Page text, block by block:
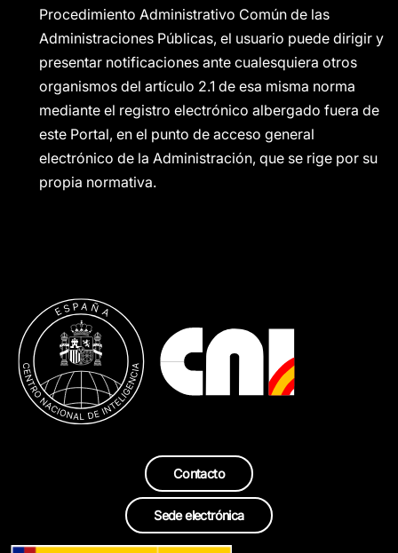
Procedimiento Administrativo Común de las
Administraciones Públicas, el usuario puede dirigir y
presentar notificaciones ante cualesquiera otros
organismos del artículo 2.1 de esa misma norma
mediante el registro electrónico albergado fuera de
este Portal, en el punto de acceso general
electrónico de la Administración, que se rige por su
propia normativa.
Contacto
Sede electrónica